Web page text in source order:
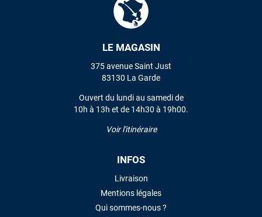
LE MAGASIN
375 avenue Saint Just
83130 La Garde
Ouvert du lundi au samedi de
10h à 13h et de 14h30 à 19h00.
Voir l'itinéraire
INFOS
Livraison
Mentions légales
Qui sommes-nous ?
VOIR TOUS LES AVIS
LAISSER UN AVIS